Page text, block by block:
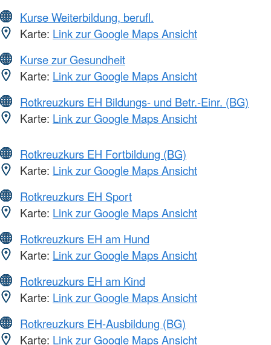
Kurse Weiterbildung, berufl.
Karte: Link zur Google Maps Ansicht
Kurse zur Gesundheit
Karte: Link zur Google Maps Ansicht
Rotkreuzkurs EH Bildungs- und Betr.-Einr. (BG)
Karte: Link zur Google Maps Ansicht
Rotkreuzkurs EH Fortbildung (BG)
Karte: Link zur Google Maps Ansicht
Rotkreuzkurs EH Sport
Karte: Link zur Google Maps Ansicht
Rotkreuzkurs EH am Hund
Karte: Link zur Google Maps Ansicht
Rotkreuzkurs EH am Kind
Karte: Link zur Google Maps Ansicht
Rotkreuzkurs EH-Ausbildung (BG)
Karte: Link zur Google Maps Ansicht